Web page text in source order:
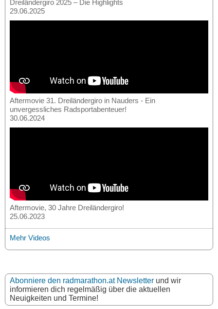
Dreiländergiro 2025 – Die Highlights
29.06.2025
Aftermovie 31. Dreiländergiro in Nauders - Ein
unvergessliches Radsportabenteuer!
30.06.2024
Aftermovie, 30 Jahre Dreiländergiro!
25.06.2023
Mehr Videos
Abonniere den radmarathon.at Newsletter und wir
informieren dich regelmäßig über die aktuellen
Neuigkeiten und Termine!